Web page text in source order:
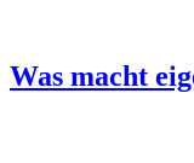
Was macht